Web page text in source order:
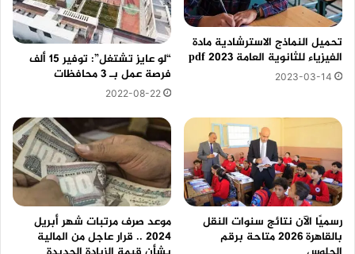
تحميل النماذج الاسترشادية مادة
الفيزياء للثانوية العامة 2023 pdf
2023-03-14
“لو عايز تشتغل”: توفير 15 ألف
فرصة عمل بـ 3 محافظات
2022-08-22
رسميًا الآن نتائج سنوات النقل
بالقاهرة 2026 متاحة برقم
موعد صرف مرتبات شهر أبريل
2024 .. قرار عاجل من المالية